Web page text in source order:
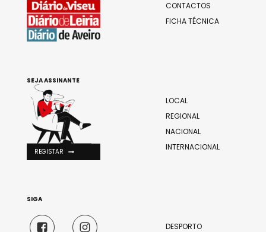
CONTACTOS
FICHA TÉCNICA
LOCAL
REGIONAL
NACIONAL
INTERNACIONAL
DESPORTO
SEJA ASSINANTE
REGISTAR
SIGA